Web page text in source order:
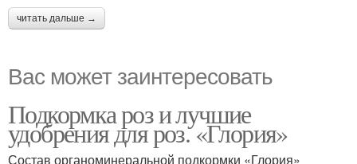
читать дальше →
Вас может заинтересовать
Подкормка роз и лучшие
удобрения для роз. «Глория»
Состав органоминеральной подкормки «Глория»